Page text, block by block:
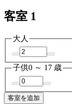
客室 1
大人
子供0 ～ 17 歳
客室を追加